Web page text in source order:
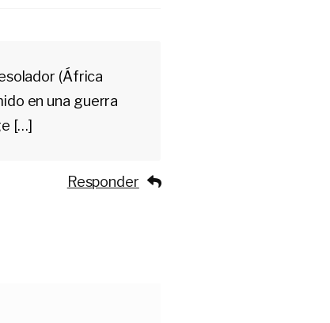
(África
en una guerra
[…]
Responder